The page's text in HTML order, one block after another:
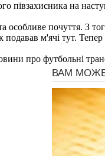
півзахисника на
особливе почуття. З
подавав м'ячі тут.
про футбольні